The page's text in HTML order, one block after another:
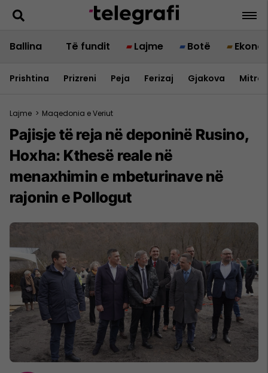
Ballina Të fundit Lajme Botë
Prishtina Prizreni Peja Ferizaj Gjakova
Lajme > Maqedonia e Veriut
Pajisje të reja në deponinë Rusino,
Hoxha: Kthesë reale në
menaxhimin e mbeturinave në
rajonin e Pollogut